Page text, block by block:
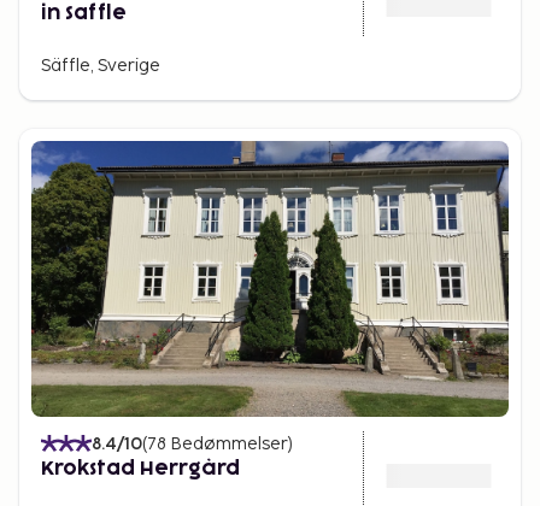
in Saffle
Säffle, Sverige
8.4/10(78 Bedømmelser)
Krokstad Herrgård